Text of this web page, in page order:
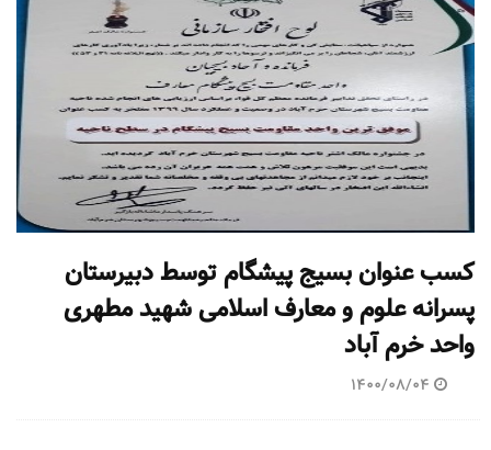
کسب عنوان بسیج پیشگام توسط دبیرستان
پسرانه علوم و معارف اسلامی شهید مطهری
واحد خرم آباد
1400/08/04